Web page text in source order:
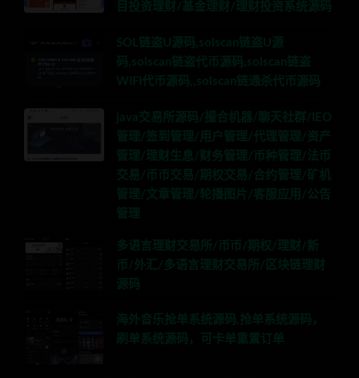
目投资理财/基金理财/理财投资系统源码
SOL链盗U源码,solscan链盗U源
码,solscan链盗代币源码,solscan链盗
WIFI代币源码,,solscan链通杀代币源码
java交易所源码/撮合机器/聊天社群/IEO
管理/签到管理/用户管理/代理管理/资产
管理/理财生息/财务管理/币种管理/法币
交易/币币交易/期权交易/合约管理/矿机
管理/文章管理/轮播图片/客服应用/公告
管理
多语言理财交易所/币币/期权/理财/新
币/外汇/多语言理财交易所/区块链理财
源码
海外音乐抢单系统源码,抢单系统源码，
刷单系统源码，可卡单重置订单